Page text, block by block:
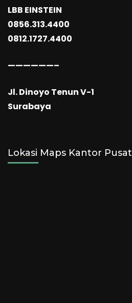
LBB EINSTEIN
0856.313.4400
0812.1727.4400
——————–
Jl. Dinoyo Tenun V-1
Surabaya
Lokasi Maps Kantor Pusat